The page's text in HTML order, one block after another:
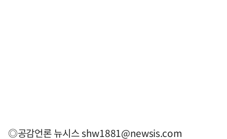
◎공감언론 뉴시스shw1881@newsis.com